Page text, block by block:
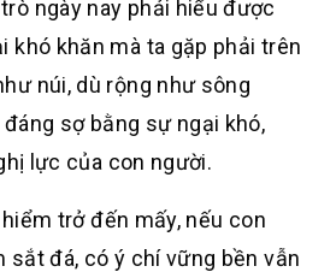
ngày nay phải hiểu được
khó khăn mà ta gặp phải trên
núi, dù rộng như sông
sợ bằng sự ngại khó,
lực của con người.
trở đến mấy, nếu con
sắt đá, có ý chí vững bền vẫn